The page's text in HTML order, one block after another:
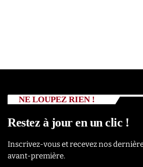
NE LOUPEZ RIEN !
Restez à jour en un clic !
Inscrivez-vous et recevez nos
avant-première.